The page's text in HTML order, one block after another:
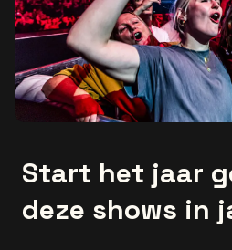
Start het jaar
deze shows in